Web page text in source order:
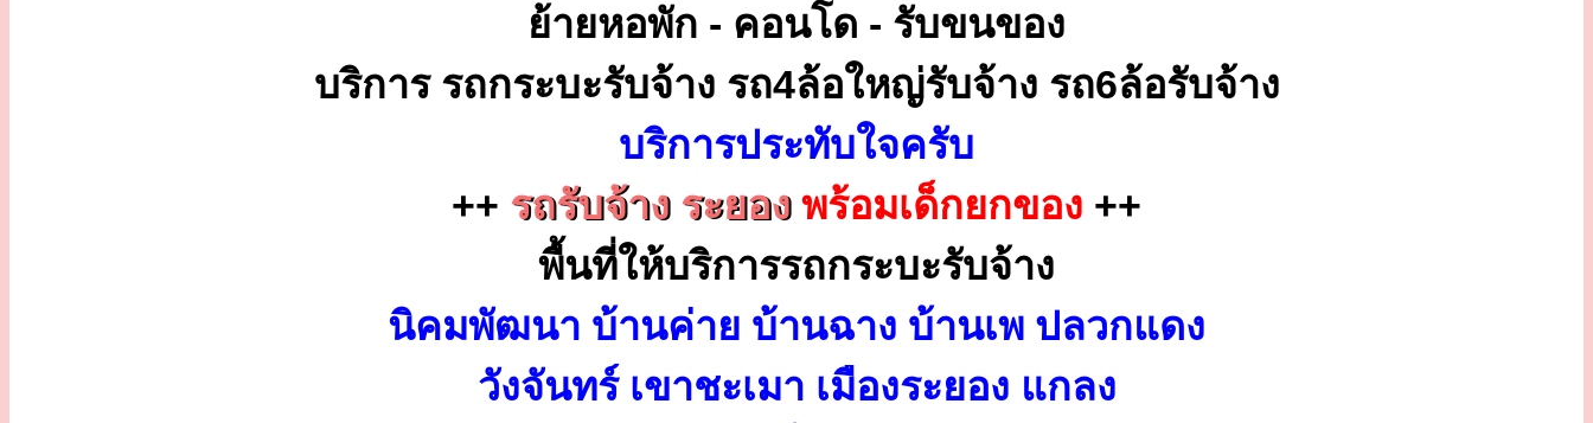
ย้ายหอพัก - คอนโด - รับขนของ
บริการ รถกระบะรับจ้าง รถ4ล้อใหญ่รับจ้าง รถ6ล้อรับจ้าง
บริการประทับใจครับ
++ รถรับจ้าง ระยอง พร้อมเด็กยกของ ++
พื้นที่ให้บริการรถกระบะรับจ้าง
นิคมพัฒนา บ้านค่าย บ้านฉาง บ้านเพ ปลวกแดง
วังจันทร์ เขาชะเมา เมืองระยอง แกลง